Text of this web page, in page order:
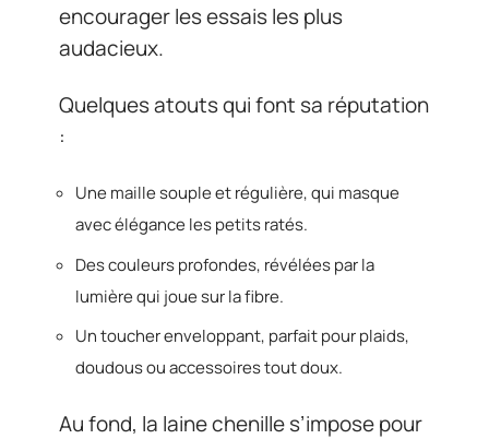
encourager les essais les plus
audacieux.
Quelques atouts qui font sa réputation
:
Une maille souple et régulière, qui masque
avec élégance les petits ratés.
Des couleurs profondes, révélées par la
lumière qui joue sur la fibre.
Un toucher enveloppant, parfait pour plaids,
doudous ou accessoires tout doux.
Au fond, la laine chenille s’impose pour